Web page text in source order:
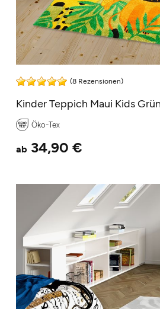
(8 Rezensionen)
Kinder Teppich Maui Kids
Öko-Tex
ab 34,90 €